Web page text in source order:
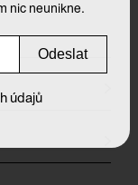
nic neunikne.
Odeslat
údajů